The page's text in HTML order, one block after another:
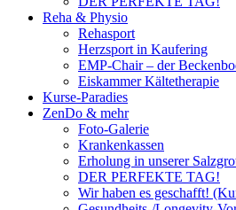
Reha & Physio
Rehasport
Herzsport in Kaufering
EMP-Chair – der
Eiskammer Kältetherapie
Kurse-Paradies
ZenDo & mehr
Foto-Galerie
Krankenkassen
Erholung in unserer
DER PERFEKTE TAG!
Wir haben es geschafft!